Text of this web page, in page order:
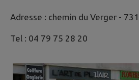
Adresse : chemin du Verger -
Tel : 04 79 75 28 20